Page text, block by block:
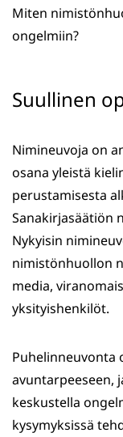
Miten
ongelmiin?
Suullinen
Nimineuvoja on
osana yleistä
perustamisesta
Sanakirjasäätiön
Nykyisin
nimistönhuollon
media,
yksityishenkilöt.
avuntarpeeseen,
keskustella
kysymyksissä